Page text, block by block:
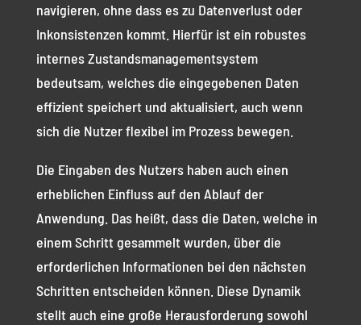
navigieren, ohne dass es zu Datenverlust oder
Inkonsistenzen kommt. Hierfür ist ein robustes
internes Zustandsmanagementsystem
bedeutsam, welches die eingegebenen Daten
effizient speichert und aktualisiert, auch wenn
sich die Nutzer flexibel im Prozess bewegen.
Die Eingaben des Nutzers haben auch einen
erheblichen Einfluss auf den Ablauf der
Anwendung. Das heißt, dass die Daten, welche in
einem Schritt gesammelt wurden, über die
erforderlichen Informationen bei den nächsten
Schritten entscheiden können. Diese Dynamik
stellt auch eine große Herausforderung sowohl